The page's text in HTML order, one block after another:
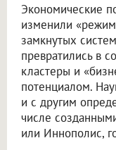
Экономические
изменили
замкнутых
превратились в
кластеры и
потенциалом.
и с другим
числе
или Иннополис,